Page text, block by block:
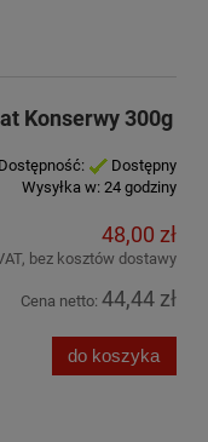
Konserwy 300g
Dostępność:
Dostępny
Wysyłka w: 24 godziny
48,00 zł
bez kosztów dostawy
Cena netto: 44,44 zł
do koszyka